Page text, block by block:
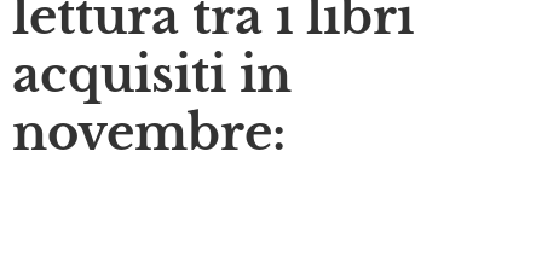
lettura tra i libri
acquisiti in
novembre: